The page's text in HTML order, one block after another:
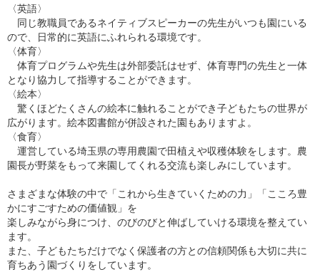
〈英語〉
同じ教職員であるネイティブスピーカーの先生がいつも園にいる
ので、日常的に英語にふれられる環境です。
〈体育〉
体育プログラムや先生は外部委託はせず、体育専門の先生と一体
となり協力して指導することができます。
〈絵本〉
驚くほどたくさんの絵本に触れることができ子どもたちの世界が
広がります。絵本図書館が併設された園もありますよ。
〈食育〉
運営している埼玉県の専用農園で田植えや収穫体験をします。農
園長が野菜をもって来園してくれる交流も楽しみにしています。
さまざまな体験の中で「これから生きていくための力」「こころ豊
かにすごすための価値観」を
楽しみながら身につけ、のびのびと伸ばしていける環境を整えてい
ます。
また、子どもたちだけでなく保護者の方との信頼関係も大切に共に
育ちあう園づくりをしています。